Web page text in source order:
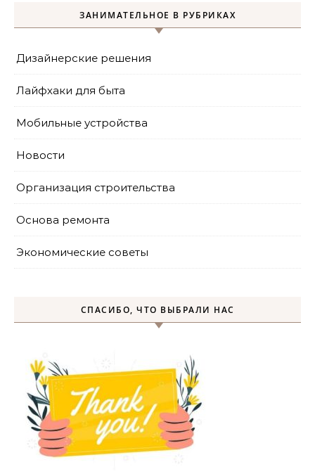
ЗАНИМАТЕЛЬНОЕ В РУБРИКАХ
Дизайнерские решения
Лайфхаки для быта
Мобильные устройства
Новости
Организация строительства
Основа ремонта
Экономические советы
СПАСИБО, ЧТО ВЫБРАЛИ НАС